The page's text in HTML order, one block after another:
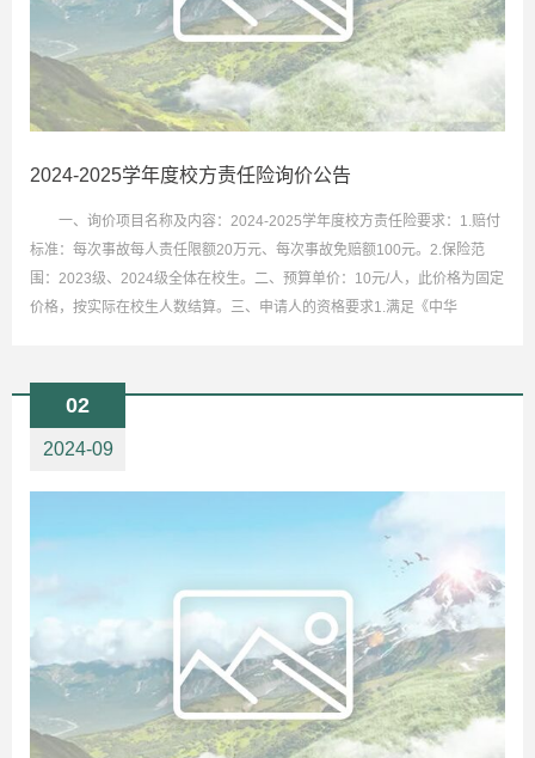
2024-2025学年度校方责任险询价公告
一、询价项目名称及内容：2024-2025学年度校方责任险要求：1.赔付
标准：每次事故每人责任限额20万元、每次事故免赔额100元。2.保险范
围：2023级、2024级全体在校生。二、预算单价：10元/人，此价格为固定
价格，按实际在校生人数结算。三、申请人的资格要求1.满足《中华
02
2024-09